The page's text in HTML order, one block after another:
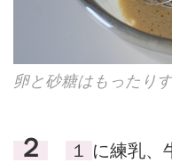
卵と砂糖はもったり
２ １ に練乳、